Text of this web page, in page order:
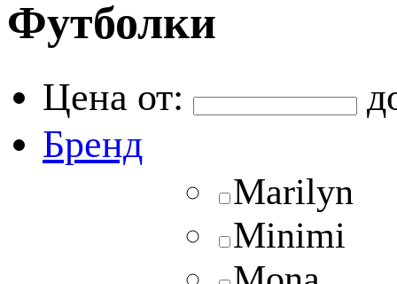
Футболки
Цена от:
Бренд
Marilyn
Minimi